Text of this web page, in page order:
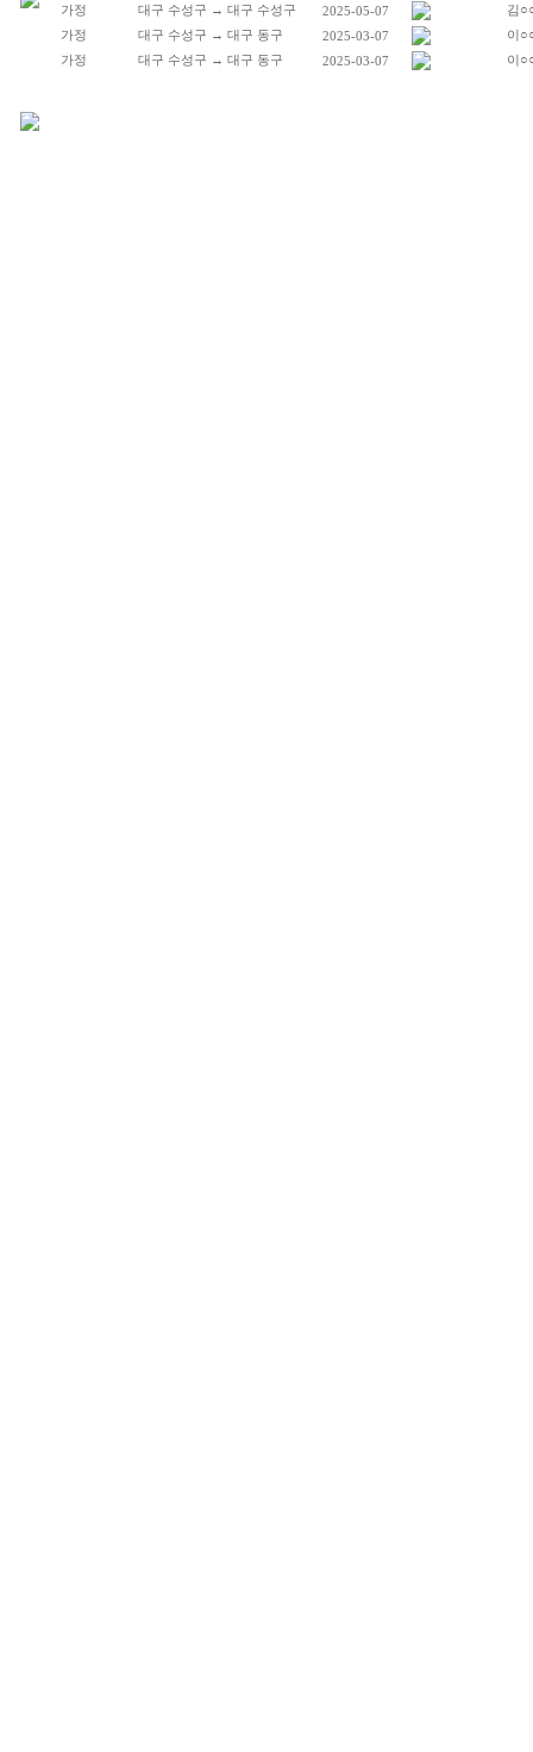
가정
대구 수성구 → 대구 수성구 2025-05-07
김
가정
대구 수성구 → 대구 동구 2025-03-07
이
가정
대구 수성구 → 대구 동구 2025-03-07 이